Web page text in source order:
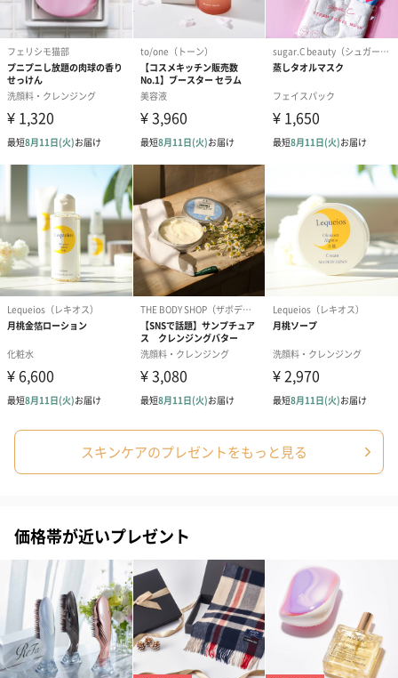
スキンケアのプレゼントをもっと見る
価格帯が近いプレゼント